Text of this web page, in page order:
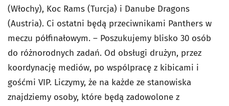
(Włochy), Koc Rams (Turcja) i Danube Dragons
(Austria). Ci ostatni będą przeciwnikami Panthers w
meczu półfinałowym. – Poszukujemy blisko 30 osób
do różnorodnych zadań. Od obsługi drużyn, przez
koordynację mediów, po wspólpracę z kibicami i
gośćmi VIP. Liczymy, że na każde ze stanowiska
znajdziemy osoby, które będą zadowolone z